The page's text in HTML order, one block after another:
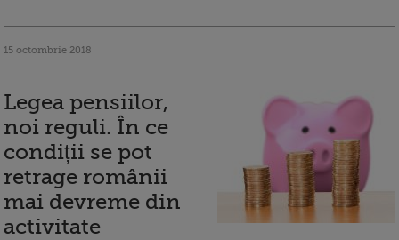
15 octombrie 2018
Legea pensiilor,
noi reguli. În ce
condiții se pot
retrage românii
mai devreme din
activitate